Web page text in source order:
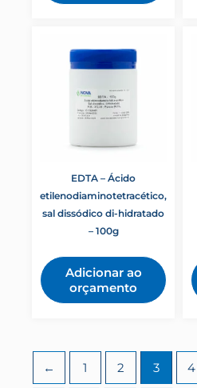
EDTA – Ácido
etilenodiaminotetracético,
sal dissódico di-hidratado
– 100g
Adicionar ao
orçamento
← 1 2 3 4